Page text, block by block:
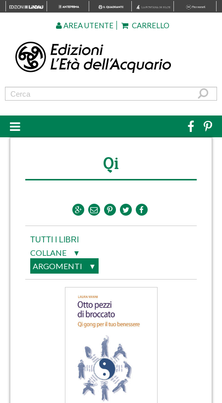
AREA UTENTE CARRELLO
Qi
TUTTI I LIBRI
COLLANE ▼
ARGOMENTI ▼